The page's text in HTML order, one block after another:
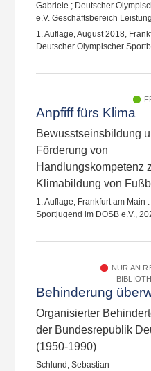
Gabriele ; Deutscher
e.V. Geschäftsbereich
1. Auflage, August 2018,
Deutscher Olympischer
Anpfiff fürs Klima
Bewusstseinsbildung
Förderung von
Handlungskompetenz
Klimabildung von
1. Auflage, Frankfurt am Main
Sportjugend im DOSB e.V.,
NUR AN
Behinderung
Organisierter
der Bundesrepublik
(1950-1990)
Schlund, Sebastian